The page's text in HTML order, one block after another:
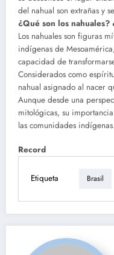
del nahual son extrañas y
¿Qué son los nahuales?
Los nahuales son figuras
indígenas de
capacidad de
Considerados como
nahual asignado al nacer
Aunque desde una
mitológicas, su
las comunidades indígenas.
Record
Etiqueta Brasil